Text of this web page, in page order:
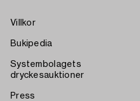
Villkor
Bukipedia
Systembolagets
dryckesauktioner
Press